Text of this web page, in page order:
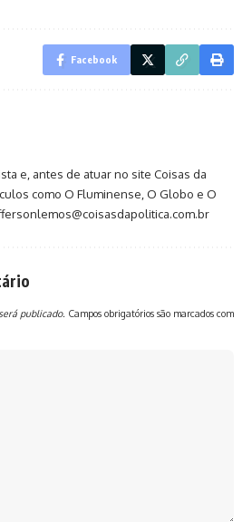
Facebook
e, antes de atuar no site Coisas da
como O Fluminense, O Globo e O
publicado. Campos obrigatórios são marcados com